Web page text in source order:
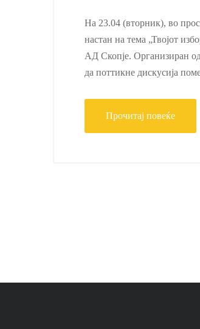
На 23.04 (вторник), во
настан на тема „Твојот
АД Скопје. Организиран
да поттикне дискусија
Прочитај повеќе